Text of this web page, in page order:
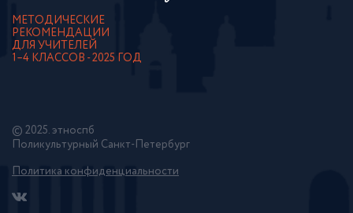
МЕТОДИЧЕСКИЕ
РЕКОМЕНДАЦИИ
ДЛЯ УЧИТЕЛЕЙ
1–4 КЛАССОВ - 2025 ГОД
© 2025. этноспб
Поликультурный Санкт-Петербург
Политика конфиденциальности